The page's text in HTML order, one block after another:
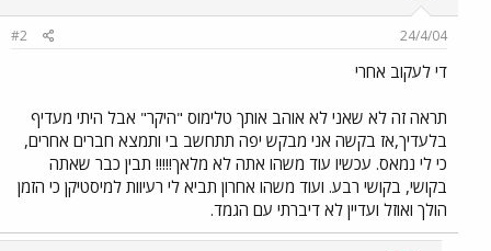
24/4/04
#2
די לעקוב אחרי
תראה זה לא שאני לא אוהב אותך טלימוס "היקר" אבל היתי מעדיף
בלעדיך,אז בקשה אני מבקש יפה תתחשב בי ותמצא חברים אחרים,
כי לי נמאס. עכשיו עוד משהו אתה לא מלאך!!!!! תבין כבר שאתה
בקושי, בקושי רבע. ועוד משהו אחרון תביא לי רעיוות למיסטיקן כי הזמן
הולך ואוזל ועדיין לא דיברתי עם הגמד.